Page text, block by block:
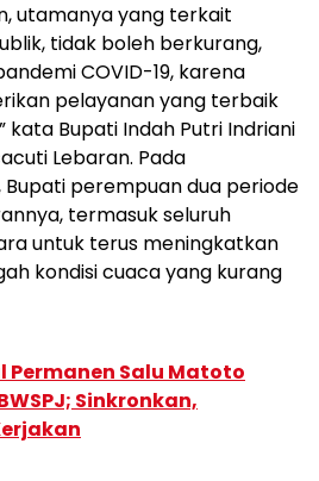
utamanya yang terkait
tidak boleh berkurang,
COVID-19, karena
pelayanan yang terbaik
kata Bupati Indah Putri Indriani
Lebaran. Pada
perempuan dua periode
termasuk seluruh
untuk terus meningkatkan
kondisi cuaca yang kurang
Permanen Salu Matoto
Sinkronkan,